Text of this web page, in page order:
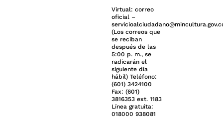
Virtual: correo
oficial –
(Los correos que
se reciban
después de las
5:00 p. m., se
radicarán el
siguiente día
hábil) Teléfono:
(601) 3424100
Fax: (601)
3816353 ext. 1183
Línea gratuita:
018000 938081